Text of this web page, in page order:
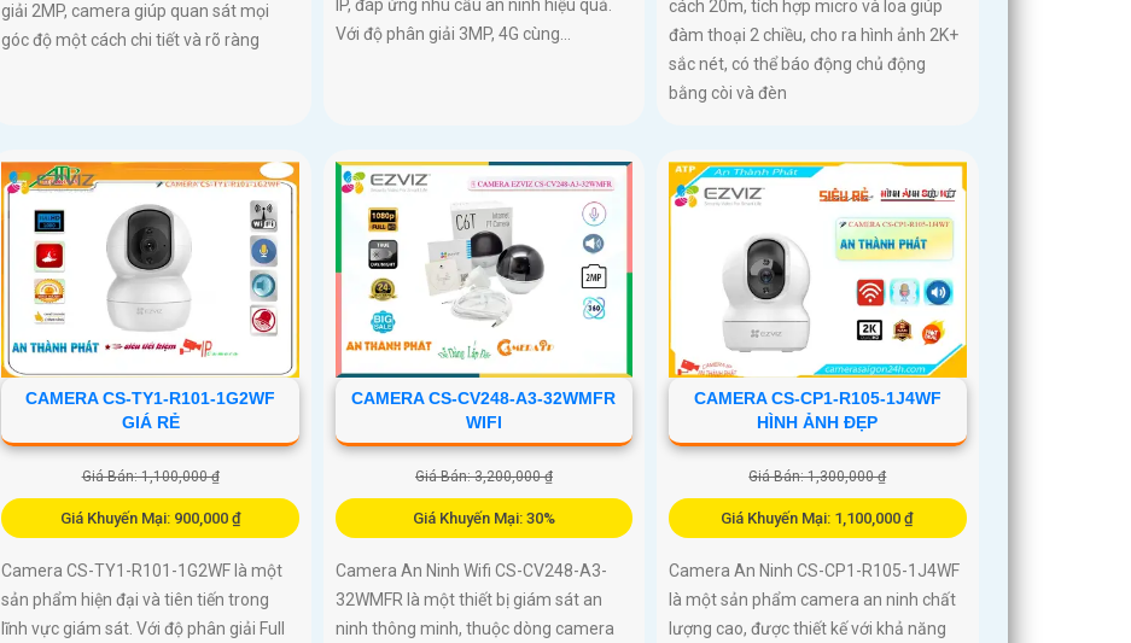
giải 2MP, camera giúp quan sát mọi
góc độ một cách chi tiết và rõ ràng
IP, đáp ứng nhu cầu an ninh hiệu quả.
Với độ phân giải 3MP, 4G cùng...
cách 20m, tích hợp micro và loa giúp
đàm thoại 2 chiều, cho ra hình ảnh 2K+
sắc nét, có thể báo động chủ động
bằng còi và đèn
CAMERA CS-TY1-R101-1G2WF
GIÁ RẺ
Giá Bán: 1,100,000 ₫
Giá Khuyến Mại: 900,000 ₫
Camera CS-TY1-R101-1G2WF là một
sản phẩm hiện đại và tiên tiến trong
lĩnh vực giám sát. Với độ phân giải Full
CAMERA CS-CV248-A3-32WMFR
WIFI
Giá Bán: 3,200,000 ₫
Giá Khuyến Mại: 30%
Camera An Ninh Wifi CS-CV248-A3-
32WMFR là một thiết bị giám sát an
ninh thông minh, thuộc dòng camera
CAMERA CS-CP1-R105-1J4WF
HÌNH ẢNH ĐẸP
Giá Bán: 1,300,000 ₫
Giá Khuyến Mại: 1,100,000 ₫
Camera An Ninh CS-CP1-R105-1J4WF
là một sản phẩm camera an ninh chất
lượng cao, được thiết kế với khả năng